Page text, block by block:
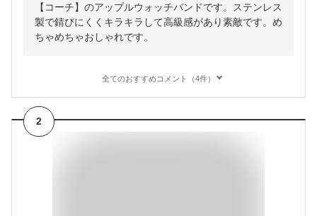
【コーチ】のアップルウォッチバンドです。ステンレス
製で錆びにくくキラキラして高級感があり素敵です。め
ちゃめちゃおしゃれです。
全てのおすすめコメント（4件）
2